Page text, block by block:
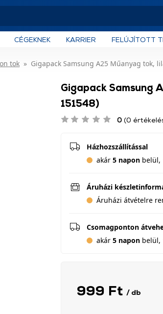
CÉGEKNEK KARRIER FELÚJÍTOTT
tok Gigapack Samsung A25 Műanyag tok,
Gigapack Samsung
151548)
0 (0
Házhozszállítással
akár 5 napon belül,
Áruházi
Áruházi átvételre
Csomagponton
akár 5 napon belül,
999 Ft / db